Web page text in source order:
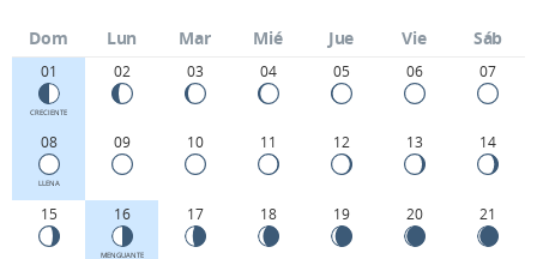
Dom Lun Mar Mié Jue Vie Sáb
01
CRECIENTE
02 03 04 05 06 07
08
LLENA
09 10 11 12 13 14
15 16
MENGUANTE
17 18 19 20 21